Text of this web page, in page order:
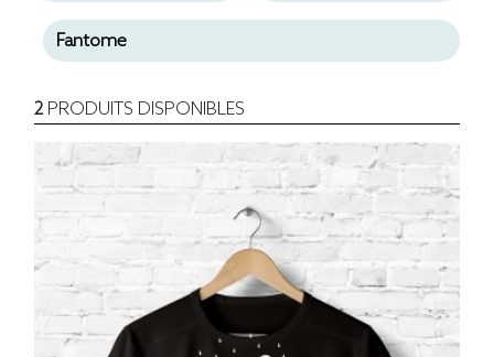
2PRODUITS DISPONIBLES